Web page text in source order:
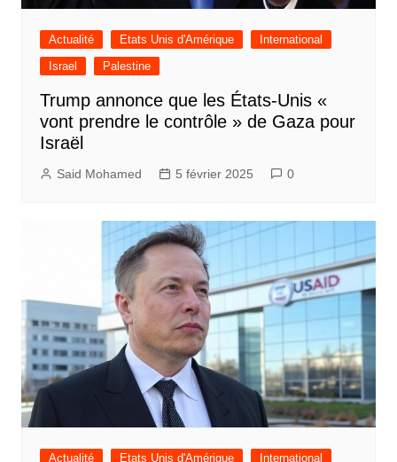
Actualité Etats Unis d'Amérique
International
Israel
Palestine
Trump annonce que les États-Unis «
vont prendre le contrôle » de Gaza pour
Israël
Said Mohamed 5 février 2025 0
Actualité Etats Unis d'Amérique International